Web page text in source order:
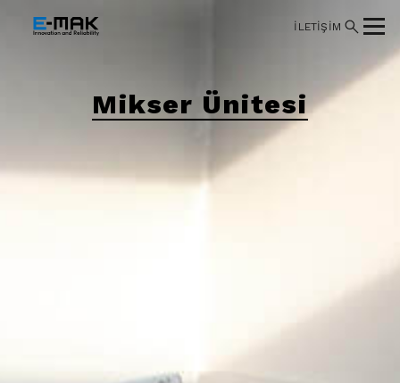
İLETİŞİM
Mikser Ünitesi